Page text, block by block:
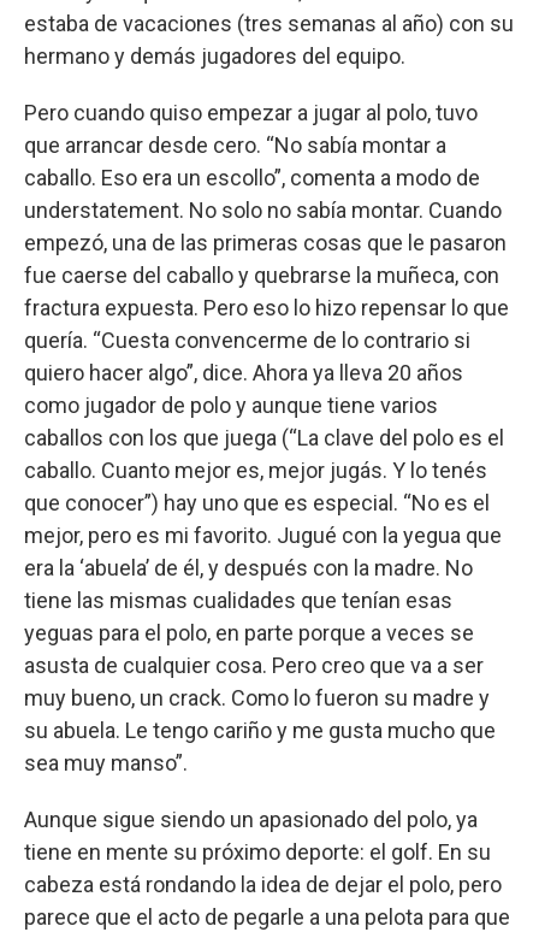
estaba de vacaciones (tres semanas al año) con su
hermano y demás jugadores del equipo.
Pero cuando quiso empezar a jugar al polo, tuvo
que arrancar desde cero. “No sabía montar a
caballo. Eso era un escollo”, comenta a modo de
understatement. No solo no sabía montar. Cuando
empezó, una de las primeras cosas que le pasaron
fue caerse del caballo y quebrarse la muñeca, con
fractura expuesta. Pero eso lo hizo repensar lo que
quería. “Cuesta convencerme de lo contrario si
quiero hacer algo”, dice. Ahora ya lleva 20 años
como jugador de polo y aunque tiene varios
caballos con los que juega (“La clave del polo es el
caballo. Cuanto mejor es, mejor jugás. Y lo tenés
que conocer”) hay uno que es especial. “No es el
mejor, pero es mi favorito. Jugué con la yegua que
era la ‘abuela’ de él, y después con la madre. No
tiene las mismas cualidades que tenían esas
yeguas para el polo, en parte porque a veces se
asusta de cualquier cosa. Pero creo que va a ser
muy bueno, un crack. Como lo fueron su madre y
su abuela. Le tengo cariño y me gusta mucho que
sea muy manso”.
Aunque sigue siendo un apasionado del polo, ya
tiene en mente su próximo deporte: el golf. En su
cabeza está rondando la idea de dejar el polo, pero
parece que el acto de pegarle a una pelota para que